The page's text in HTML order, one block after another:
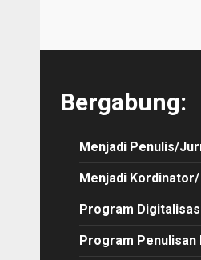
Bergabung:
Menjadi Penulis/
Menjadi
Program
Program Penulisan